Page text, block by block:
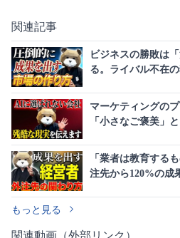
関連記事
ビジネスの勝敗は
る。ライバル不在
マーケティングの
「小さなご褒美」
「業者は教育する
注先から120%の成
もっと見る